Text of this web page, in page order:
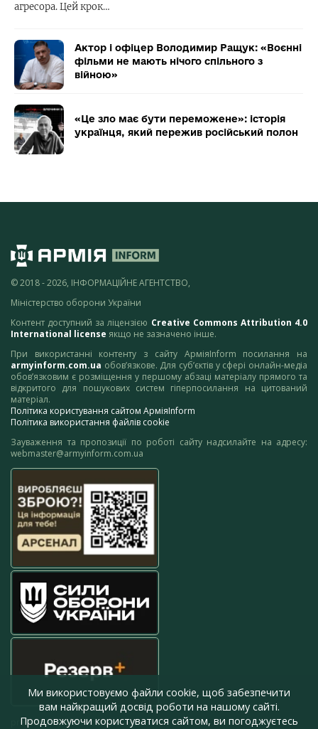
агресора. Цей крок…
Актор і офіцер Володимир Ращук: «Воєнні
фільми не мають нічого спільного з
війною»
«Це зло має бути переможене»: історія
українця, який пережив російський полон
© 2018 - 2026, ІНФОРМАЦІЙНЕ АГЕНТСТВО,
Міністерство оборони України
Контент доступний за ліцензією Creative Commons Attribution 4.0
International license якщо не зазначено інше.
При використанні контенту з сайту АрміяInform посилання на
armyinform.com.ua обов’язкове. Для суб’єктів у сфері онлайн-медіа
обов’язковим є розміщення у першому абзаці матеріалу прямого та
відкритого для пошукових систем гіперпосилання на цитований
матеріал.
Політика користування сайтом АрміяInform
Політика використання файлів cookie
Зауваження та пропозиції по роботі сайту надсилайте на адресу:
webmaster@armyinform.com.ua
press@armyinform.com.ua
Ми використовуємо файли cookie, щоб забезпечити
вам найкращий досвід роботи на нашому сайті.
Продовжуючи користуватися сайтом, ви погоджуєтесь